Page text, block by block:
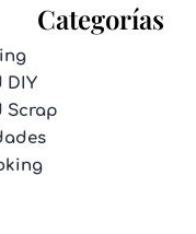
Categorías
DIY
Scrap